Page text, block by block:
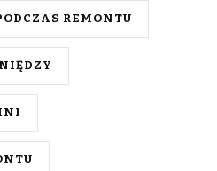
REMONTU